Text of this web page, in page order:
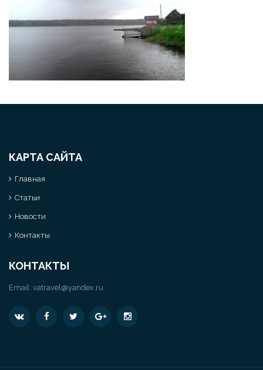
КАРТА САЙТА
Главная
Статьи
Новости
Контакты
КОНТАКТЫ
Email: vatravel@yandex.ru